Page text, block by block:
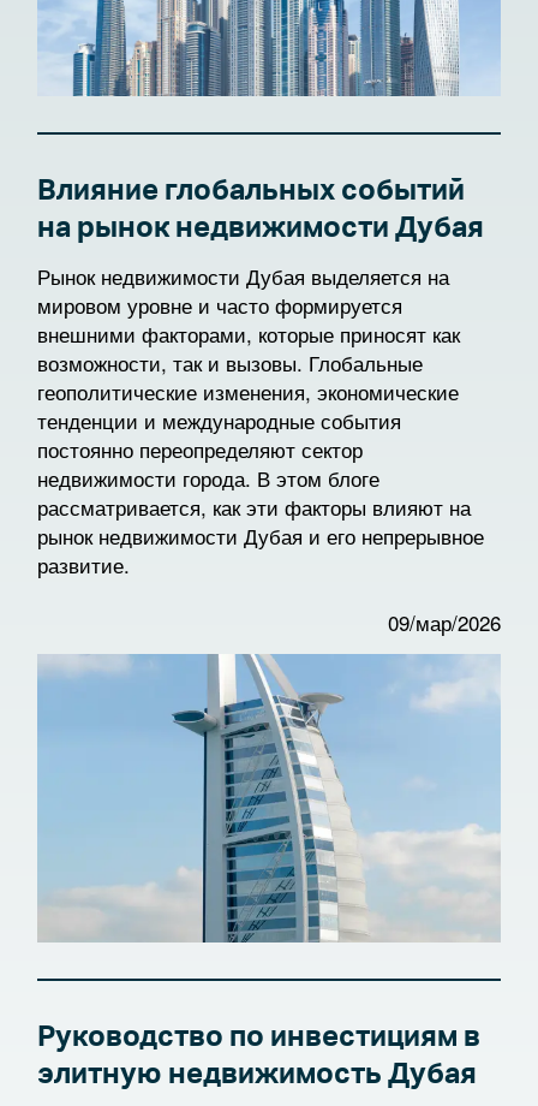
Влияние глобальных событий
на рынок недвижимости Дубая
Рынок недвижимости Дубая выделяется на
мировом уровне и часто формируется
внешними факторами, которые приносят как
возможности, так и вызовы. Глобальные
геополитические изменения, экономические
тенденции и международные события
постоянно переопределяют сектор
недвижимости города. В этом блоге
рассматривается, как эти факторы влияют на
рынок недвижимости Дубая и его непрерывное
развитие.
09/мар/2026
Руководство по инвестициям в
элитную недвижимость Дубая